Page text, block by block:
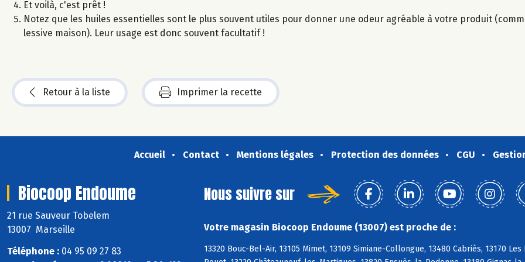
Et voilà, c'est prêt !
Notez que les huiles essentielles sont le plus souvent utiles pour donner une odeur agréable à votre produit
lessive maison). Leur usage est donc souvent facultatif !
Retour à la liste Imprimer la recette
Accueil Contact Mentions légales Protection des données CGU
Biocoop Endoume
21 rue Sauveur Tobelem
13007 Marseille
Téléphone : 04 95 09 27 83
Nous suivre sur
Votre magasin Biocoop Endoume (13007) est proche de :
13320 Bouc-Bel-Air, 13105 Mimet, 13109 Simiane-Collongue, 13480 Cabriès, 13170